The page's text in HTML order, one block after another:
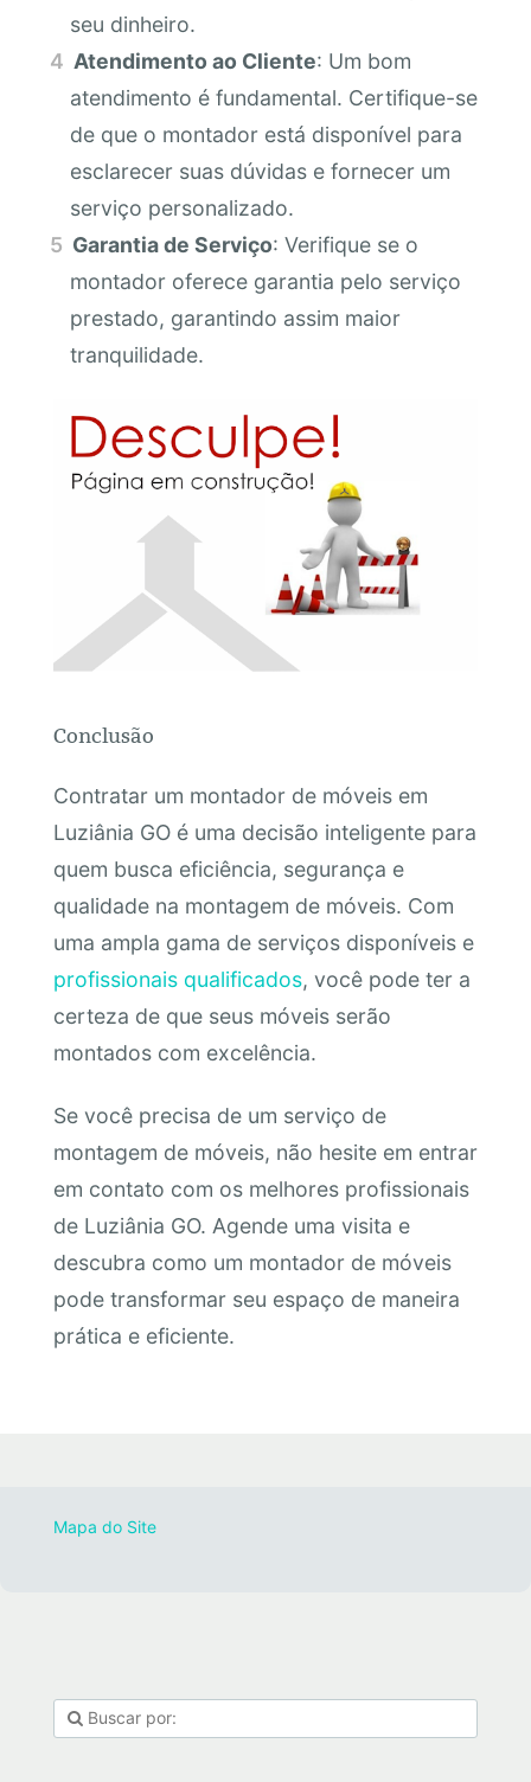
seu dinheiro.
Atendimento ao Cliente: Um bom
atendimento é fundamental. Certifique-se
de que o montador está disponível para
esclarecer suas dúvidas e fornecer um
serviço personalizado.
Garantia de Serviço: Verifique se o
montador oferece garantia pelo serviço
prestado, garantindo assim maior
tranquilidade.
Conclusão
Contratar um montador de móveis em
Luziânia GO é uma decisão inteligente para
quem busca eficiência, segurança e
qualidade na montagem de móveis. Com
uma ampla gama de serviços disponíveis e
profissionais qualificados, você pode ter a
certeza de que seus móveis serão
montados com excelência.
Se você precisa de um serviço de
montagem de móveis, não hesite em entrar
em contato com os melhores profissionais
de Luziânia GO. Agende uma visita e
descubra como um montador de móveis
pode transformar seu espaço de maneira
prática e eficiente.
Mapa do Site